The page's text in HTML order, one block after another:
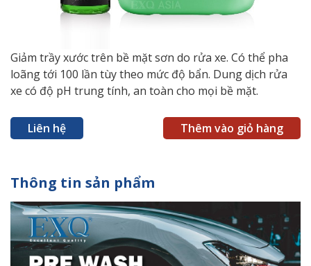
Giảm trầy xước trên bề mặt sơn do rửa xe. Có thể pha
loãng tới 100 lần tùy theo mức độ bẩn. Dung dịch rửa
xe có độ pH trung tính, an toàn cho mọi bề mặt.
Liên hệ Thêm vào giỏ hàng
Thông tin sản phẩm